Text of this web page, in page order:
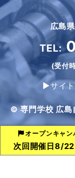
広島
TEL:
(受付
▶サイ
© 専門学校 広
オープンキャン
次回開催日8/